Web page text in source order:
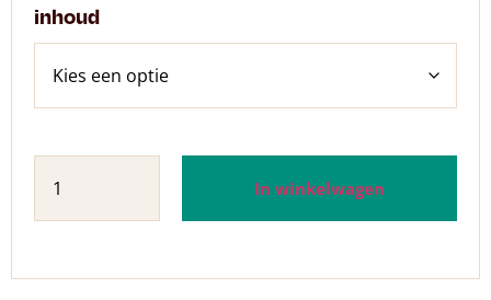
inhoud
In winkelwagen